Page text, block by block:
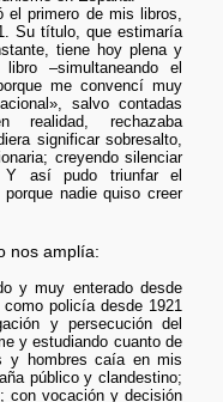
primero de mis libros,
Su título, que estimaría
tiene hoy plena y
–simultaneando el
me convencí muy
salvo contadas
realidad, rechazaba
significar sobresalto,
creyendo silenciar
Y así pudo triunfar el
nadie quiso creer
nos amplía:
y muy enterado desde
policía desde 1921
y persecución del
y estudiando cuanto de
y hombres caía en mis
público y clandestino;
con vocación y decisión